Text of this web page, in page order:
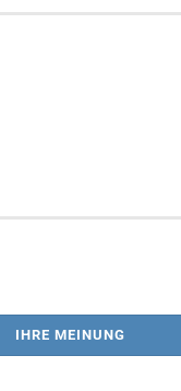
IHRE MEINUNG